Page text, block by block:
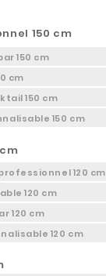
150 cm
150 cm
cm
150 cm
150 cm
120 cm
120 cm
120 cm
120 cm